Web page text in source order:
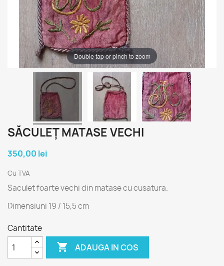
Double tap or pinch to zoom
SĂCULEȚ MATASE VECHI
350,00 lei
Cu TVA
Saculet foarte vechi din matase cu cusatura.
Dimensiuni 19 / 15,5 cm
Cantitate
 ADAUGA IN COS